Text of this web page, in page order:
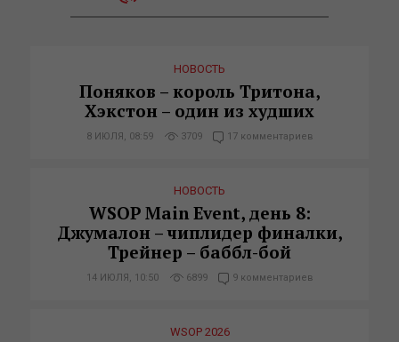
НОВОСТЬ
Поняков – король Тритона,
Хэкстон – один из худших
8 ИЮЛЯ, 08:59 3709 17 комментариев
НОВОСТЬ
WSOP Main Event, день 8:
Джумалон – чиплидер финалки,
Трейнер – баббл-бой
14 ИЮЛЯ, 10:50 6899 9 комментариев
WSOP 2026